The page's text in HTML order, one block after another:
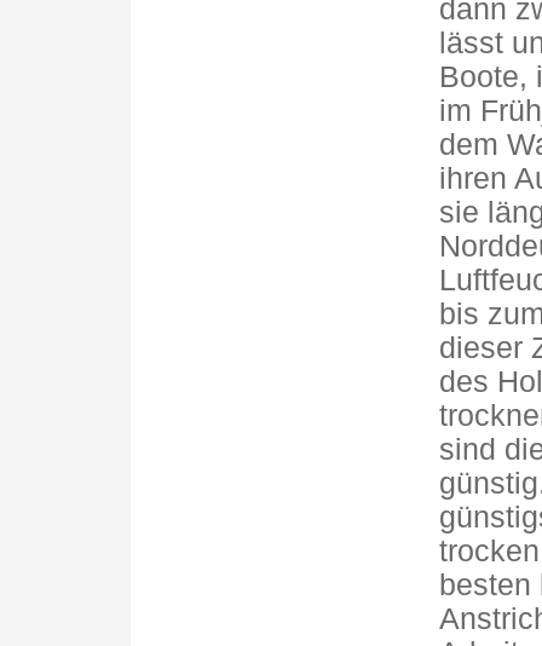
dann
lässt
Boote,
im
dem
ihren
sie
bis
dieser
des
sind
besten